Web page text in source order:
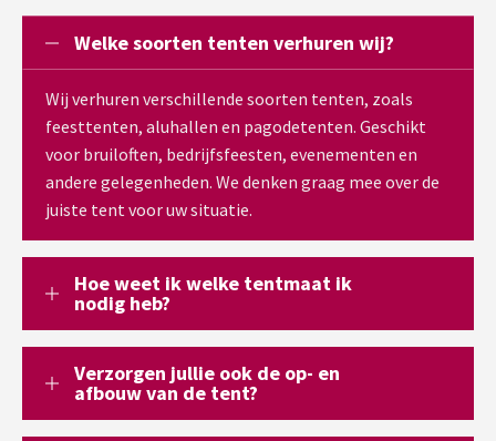
Welke soorten tenten verhuren wij?
Wij verhuren verschillende soorten tenten, zoals
feesttenten, aluhallen en pagodetenten. Geschikt
voor bruiloften, bedrijfsfeesten, evenementen en
andere gelegenheden. We denken graag mee over de
juiste tent voor uw situatie.
Hoe weet ik welke tentmaat ik
nodig heb?
Verzorgen jullie ook de op- en
afbouw van de tent?